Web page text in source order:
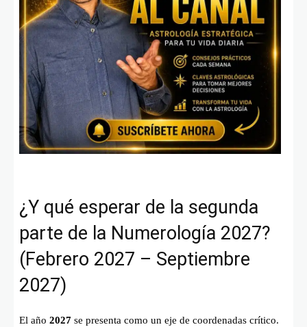
¿Y qué esperar de la segunda
parte de la Numerología 2027?
(Febrero 2027 – Septiembre
2027)
El año 2027 se presenta como un eje de coordenadas crítico.